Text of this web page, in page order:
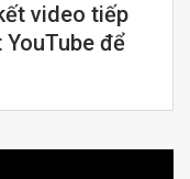
video tiếp
để